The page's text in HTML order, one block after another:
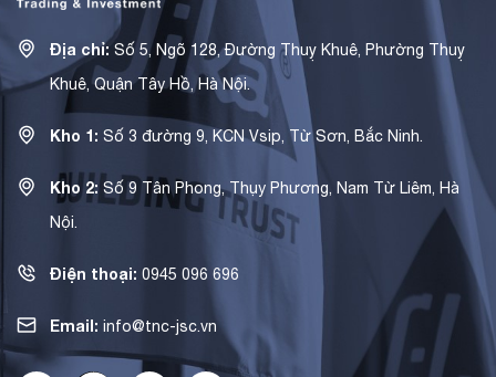
Địa chỉ: Số 5, Ngõ 128, Đường Thuỵ Khuê, Phường Thuỵ
Khuê, Quận Tây Hồ, Hà Nội.
Kho 1: Số 3 đường 9, KCN Vsip, Từ Sơn, Bắc Ninh.
Kho 2: Số 9 Tân Phong, Thụy Phương, Nam Từ Liêm, Hà
Nội.
Điện thoại: 0945 096 696
Email: info@tnc-jsc.vn